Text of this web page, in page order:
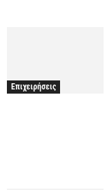
Επιχειρήσεις